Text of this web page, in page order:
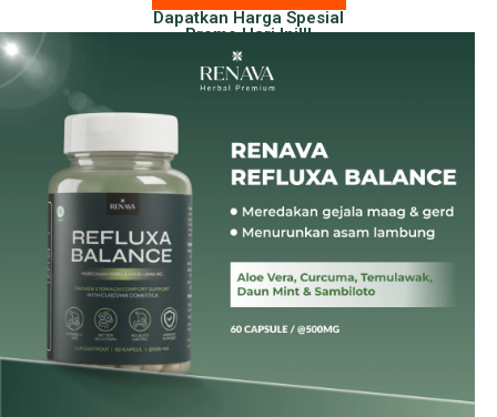
Dapatkan Harga Spesial
Promo Hari Ini!!!